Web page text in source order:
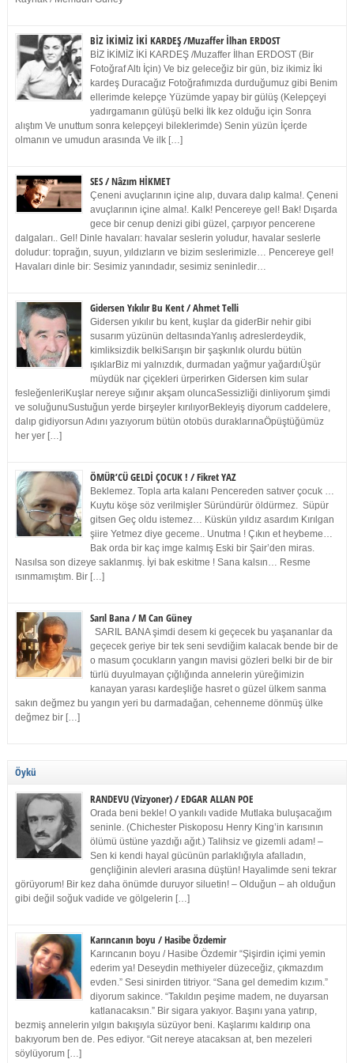
BİZ İKİMİZ İKİ KARDEŞ /Muzaffer İlhan ERDOST
BİZ İKİMİZ İKİ KARDEŞ /Muzaffer İlhan ERDOST (Bir
Fotoğraf Altı İçin) Ve biz geleceğiz bir gün, biz ikimiz İki
kardeş Duracağız Fotoğrafımızda durduğumuz gibi Benim
ellerimde kelepçe Yüzümde yapay bir gülüş (Kelepçeyi
yadırgamanın gülüşü belki İlk kez olduğu için Sonra
alıştım Ve unuttum sonra kelepçeyi bileklerimde) Senin yüzün İçerde
olmanın ve umudun arasında Ve ilk […]
SES / Nâzım HİKMET
Çeneni avuçlarının içine alıp, duvara dalıp kalma!. Çeneni
avuçlarının içine alma!. Kalk! Pencereye gel! Bak! Dışarda
gece bir cenup denizi gibi güzel, çarpıyor pencerene
dalgaları.. Gel! Dinle havaları: havalar seslerin yoludur, havalar seslerle
doludur: toprağın, suyun, yıldızların ve bizim seslerimizle… Pencereye gel!
Havaları dinle bir: Sesimiz yanındadır, sesimiz seninledir…
Gidersen Yıkılır Bu Kent / Ahmet Telli
Gidersen yıkılır bu kent, kuşlar da giderBir nehir gibi
susarım yüzünün deltasındaYanlış adreslerdeydik,
kimliksizdik belkiSarışın bir şaşkınlık olurdu bütün
ışıklarBiz mi yalnızdık, durmadan yağmur yağardıÜşür
müydük nar çiçekleri ürperirken Gidersen kim sular
fesleğenleriKuşlar nereye sığınır akşam oluncaSessizliği dinliyorum şimdi
ve soluğunuSustuğun yerde birşeyler kırılıyorBekleyiş diyorum caddelere,
dalıp gidiyorsun Adını yazıyorum bütün otobüs duraklarınaÖpüştüğümüz
her yer […]
ÖMÜR’CÜ GELDİ ÇOCUK ! / Fikret YAZ
Beklemez. Topla arta kalanı Pencereden satıver çocuk …
Kuytu köşe söz verilmişler Süründürür öldürmez. Süpür
gitsen Geç oldu istemez… Küskün yıldız asardım Kırılgan
şiire Yetmez diye geceme.. Unutma ! Çıkın et heybeme…
Bak orda bir kaç imge kalmış Eski bir Şair’den miras.
Nasılsa son dizeye saklanmış. İyi bak eskitme ! Sana kalsın… Resme
ısınmamıştım. Bir […]
Sarıl Bana / M Can Güney
SARIL BANA şimdi desem ki geçecek bu yaşananlar da
geçecek geriye bir tek seni sevdiğim kalacak bende bir de
o masum çocukların yangın mavisi gözleri belki bir de bir
türlü duyulmayan çığlığında annelerin yüreğimizin
kanayan yarası kardeşliğe hasret o güzel ülkem sanma
sakın değmez bu yangın yeri bu darmadağan, cehenneme dönmüş ülke
değmez bir […]
Öykü
RANDEVU (Vizyoner) / EDGAR ALLAN POE
Orada beni bekle! O yankılı vadide Mutlaka buluşacağım
seninle. (Chichester Piskoposu Henry King’in karısının
ölümü üstüne yazdığı ağıt.) Talihsiz ve gizemli adam! –
Sen ki kendi hayal gücünün parlaklığıyla afalladın,
gençliğinin alevleri arasına düştün! Hayalimde seni tekrar
görüyorum! Bir kez daha önümde duruyor siluetin! – Olduğun – ah olduğun
gibi değil soğuk vadide ve gölgelerin […]
Karıncanın boyu / Hasibe Özdemir
Karıncanın boyu / Hasibe Özdemir “Şişirdin içimi yemin
ederim ya! Deseydin methiyeler düzeceğiz, çıkmazdım
evden.” Sesi sinirden titriyor. “Sana gel demedim kızım.”
diyorum sakince. “Takıldın peşime madem, ne duyarsan
katlanacaksın.” Bir sigara yakıyor. Başını yana yatırıp,
bezmiş annelerin yılgın bakışıyla süzüyor beni. Kaşlarımı kaldırıp ona
bakıyorum ben de. Pes ediyor. “Git nereye atacaksan at, ben mezeleri
söylüyorum […]